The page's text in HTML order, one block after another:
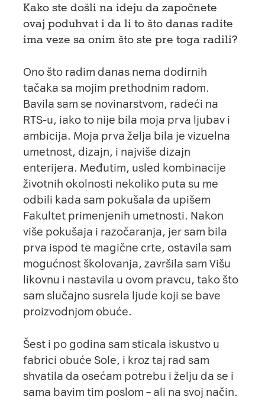
Kako ste došli na ideju da započnete
ovaj poduhvat i da li to što danas radite
ima veze sa onim što ste pre toga radili?
Ono što radim danas nema dodirnih
tačaka sa mojim prethodnim radom.
Bavila sam se novinarstvom, radeći na
RTS-u, iako to nije bila moja prva ljubav i
ambicija. Moja prva želja bila je vizuelna
umetnost, dizajn, i najviše dizajn
enterijera. Međutim, usled kombinacije
životnih okolnosti nekoliko puta su me
odbili kada sam pokušala da upišem
Fakultet primenjenih umetnosti. Nakon
više pokušaja i razočaranja, jer sam bila
prva ispod te magične crte, ostavila sam
mogućnost školovanja, završila sam Višu
likovnu i nastavila u ovom pravcu, tako što
sam slučajno susrela ljude koji se bave
proizvodnjom obuće.
Šest i po godina sam sticala iskustvo u
fabrici obuće Sole, i kroz taj rad sam
shvatila da osećam potrebu i želju da se i
sama bavim tim poslom – ali na svoj način.